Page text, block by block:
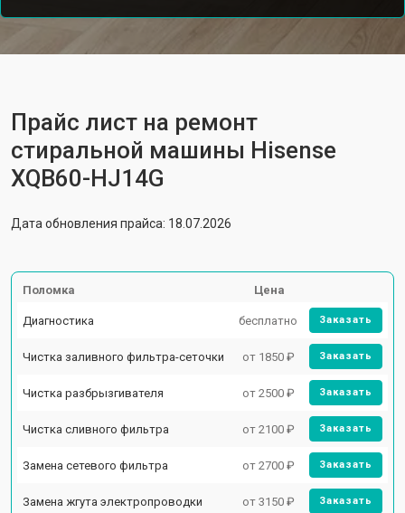
Прайс лист на ремонт
стиральной машины Hisense
XQB60-HJ14G
Дата обновления прайса: 18.07.2026
Поломка Цена
Диагностика бесплатно Заказать
Чистка заливного фильтра-сеточки от 1850 ₽ Заказать
Чистка разбрызгивателя от 2500 ₽ Заказать
Чистка сливного фильтра от 2100 ₽ Заказать
Замена сетевого фильтра от 2700 ₽ Заказать
Замена жгута электропроводки от 3150 ₽ Заказать